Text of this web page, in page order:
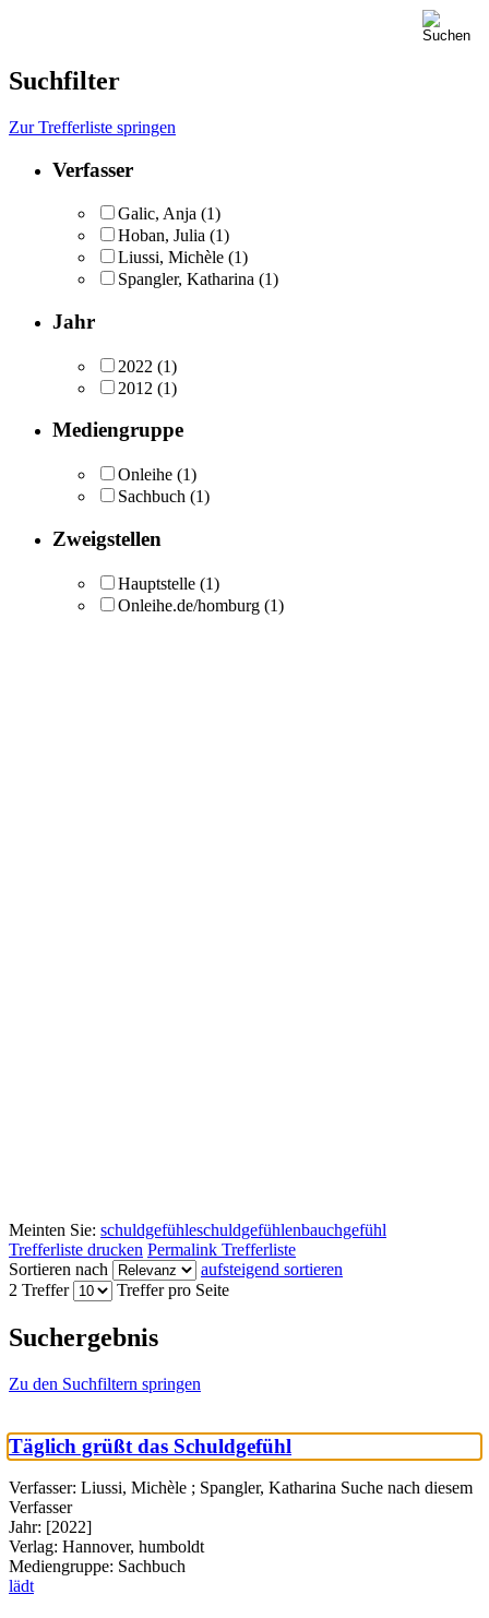
Suchfilter
Zur Trefferliste springen
Verfasser
Galic, Anja (1)
Hoban, Julia (1)
Liussi, Michèle (1)
Spangler, Katharina (1)
Jahr
2022 (1)
2012 (1)
Mediengruppe
Onleihe (1)
Sachbuch (1)
Zweigstellen
Hauptstelle (1)
Onleihe.de/homburg (1)
Meinten Sie: schuldgefühleschuldgefühlenbauchgefühl
Trefferliste drucken Permalink Trefferliste
Sortieren nach
aufsteigend sortieren
2 Treffer
Treffer pro Seite
Suchergebnis
Zu den Suchfiltern springen
Täglich grüßt das Schuldgefühl
Verfasser: Liussi, Michèle ; Spangler, Katharina Suche nach diesem
Verfasser
Jahr: [2022]
Verlag: Hannover, humboldt
Mediengruppe: Sachbuch
lädt